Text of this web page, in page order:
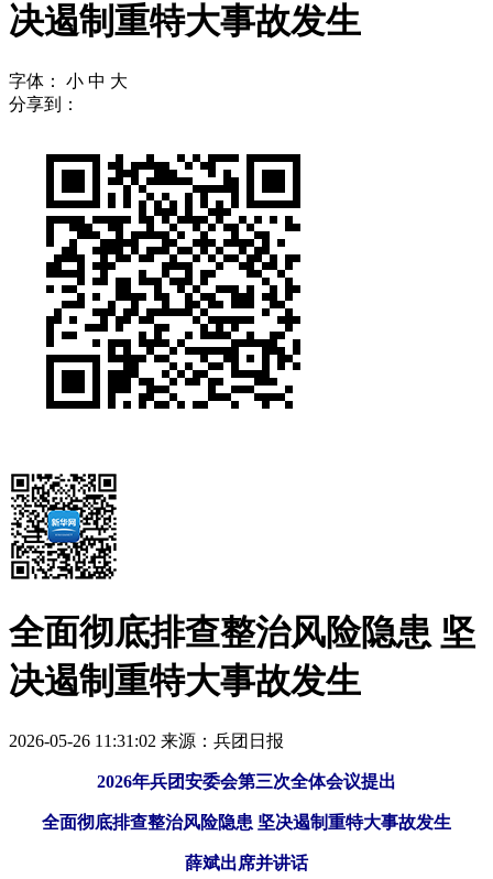
决遏制重特大事故发生
字体： 小 中 大
分享到：
全面彻底排查整治风险隐患 坚
决遏制重特大事故发生
2026-05-26 11:31:02 来源：兵团日报
2026年兵团安委会第三次全体会议提出
全面彻底排查整治风险隐患 坚决遏制重特大事故发生
薛斌出席并讲话